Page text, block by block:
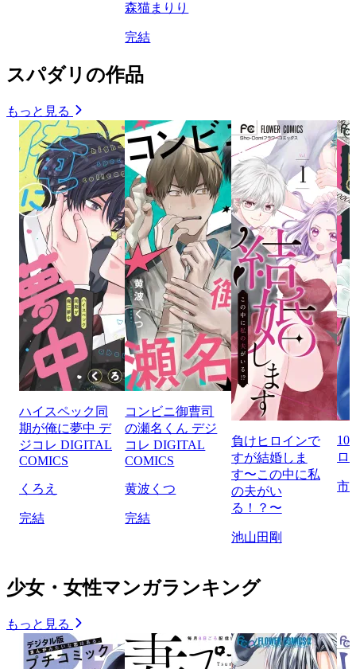
森猫まりり
完結
スパダリの作品
もっと見る
ハイスペック同
期が俺に夢中 デ
ジコレ DIGITAL
COMICS
くろえ
完結
コンビニ御曹司
の瀬名くん デジ
コレ DIGITAL
COMICS
黄波くつ
完結
負けヒロインで
すが結婚しま
す〜この中に私
の夫がい
る！？〜
池山田剛
ロ
市
少女・女性マンガランキング
もっと見る